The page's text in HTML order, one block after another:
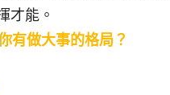
才能。
有做大事的格局？